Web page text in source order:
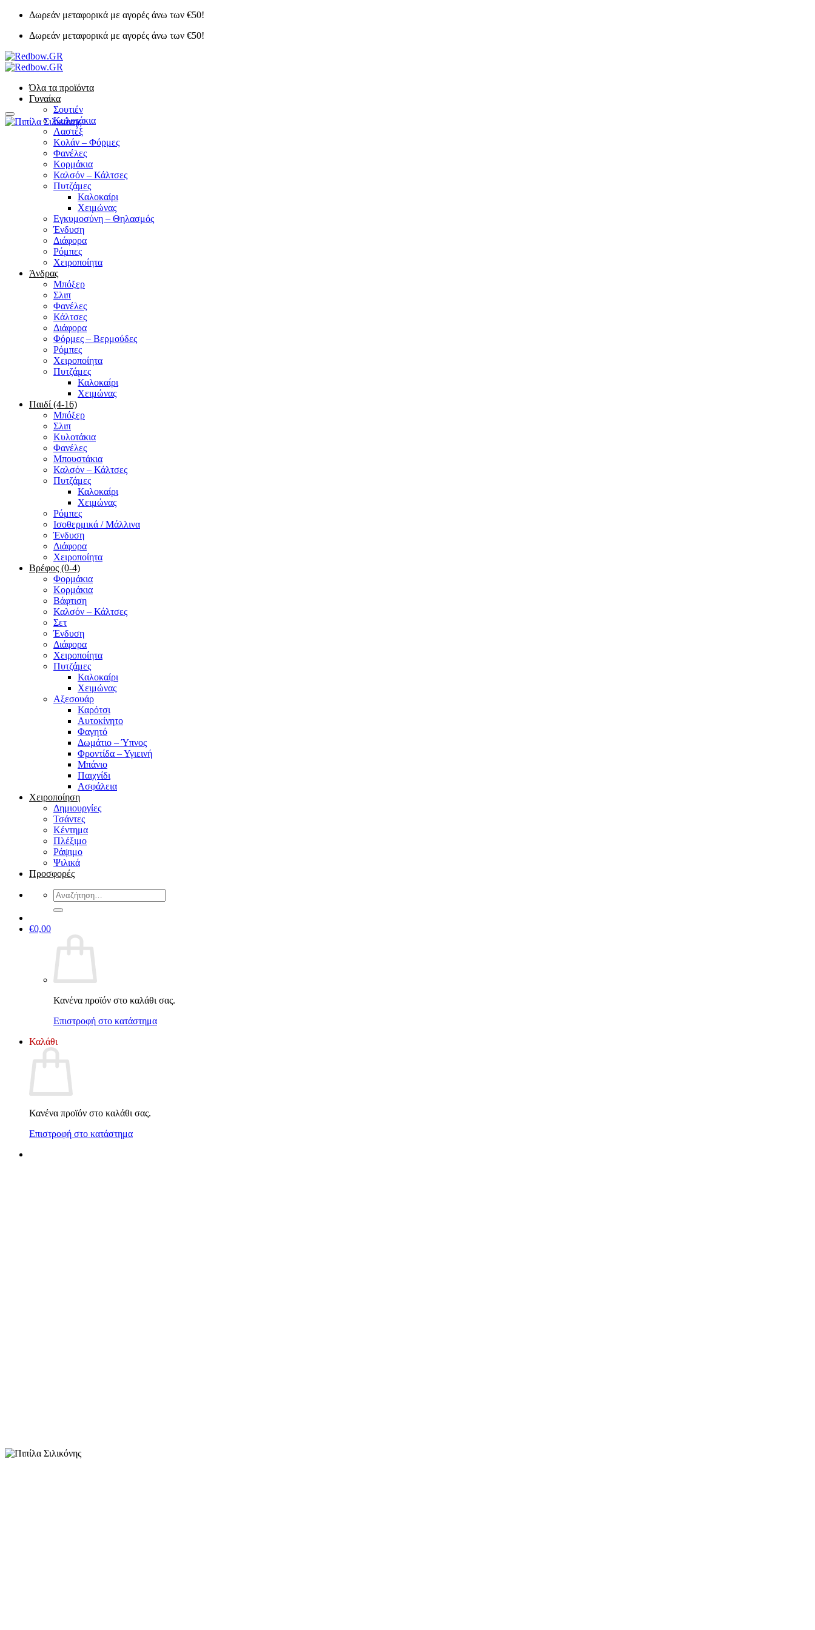
Μετάβαση
περιεχόμενο
Δωρεάν μεταφορικά με αγορές άνω των €50!
Δωρεάν μεταφορικά με αγορές άνω των €50!
Όλα τα προϊόντα
Γυναίκα
Σουτιέν
Κυλοτάκια
Λαστέξ
Κολάν – Φόρμες
Φανέλες
Κορμάκια
Καλσόν – Κάλτσες
Πυτζάμες
Καλοκαίρι
Χειμώνας
Εγκυμοσύνη – Θηλασμός
Ένδυση
Διάφορα
Ρόμπες
Χειροποίητα
Άνδρας
Μπόξερ
Σλιπ
Φανέλες
Κάλτσες
Διάφορα
Φόρμες – Βερμούδες
Ρόμπες
Χειροποίητα
Πυτζάμες
Καλοκαίρι
Χειμώνας
Παιδί (4-16)
Μπόξερ
Σλιπ
Κυλοτάκια
Φανέλες
Μπουστάκια
Καλσόν – Κάλτσες
Πυτζάμες
Καλοκαίρι
Χειμώνας
Ρόμπες
Ισοθερμικά / Μάλλινα
Ένδυση
Διάφορα
Χειροποίητα
Βρέφος (0-4)
Φορμάκια
Κορμάκια
Βάφτιση
Καλσόν – Κάλτσες
Σετ
Ένδυση
Διάφορα
Χειροποίητα
Πυτζάμες
Καλοκαίρι
Χειμώνας
Αξεσουάρ
Καρότσι
Αυτοκίνητο
Φαγητό
Δωμάτιο – Ύπνος
Φροντίδα – Υγιεινή
Μπάνιο
Παιχνίδι
Ασφάλεια
Χειροποίηση
Δημιουργίες
Τσάντες
Κέντημα
Πλέξιμο
Ράψιμο
Ψιλικά
Προσφορές
Αναζήτηση
για:
€0,00
Κανένα προϊόν στο καλάθι σας.
Επιστροφή στο κατάστημα
Καλάθι
Κανένα προϊόν στο καλάθι σας.
Επιστροφή στο κατάστημα